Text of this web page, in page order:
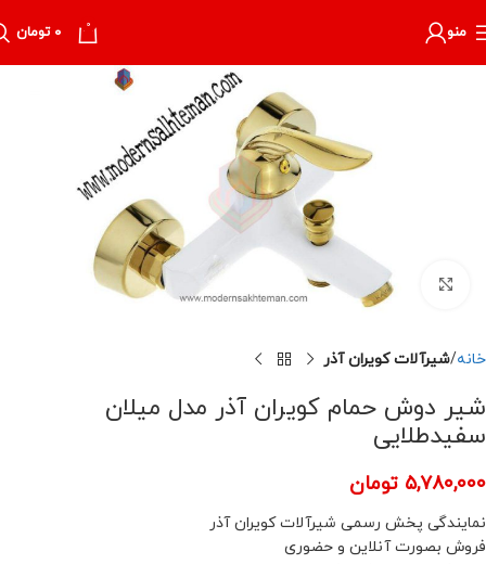
منو 0 ۰ تومان
برای بزرگنمایی کلیک کنید
خانه شیرآلات کویران آذر
شیر دوش حمام کویران آذر مدل میلان
سفیدطلایی
۵,۷۸۰,۰۰۰ تومان
نمایندگی پخش رسمی شیرآلات کویران آذر
فروش بصورت آنلاین و حضوری